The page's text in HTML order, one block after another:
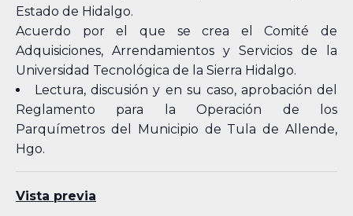
Estado de Hidalgo.
Acuerdo por el que se crea el Comité de
Adquisiciones, Arrendamientos y Servicios de la
Universidad Tecnológica de la Sierra Hidalgo.
Lectura, discusión y en su caso, aprobación del
Reglamento para la Operación de los
Parquímetros del Municipio de Tula de Allende,
Hgo.
Vista previa